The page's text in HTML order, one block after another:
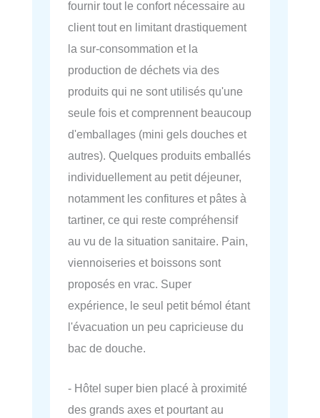
fournir tout le confort nécessaire au
client tout en limitant drastiquement
la sur-consommation et la
production de déchets via des
produits qui ne sont utilisés qu'une
seule fois et comprennent beaucoup
d'emballages (mini gels douches et
autres). Quelques produits emballés
individuellement au petit déjeuner,
notamment les confitures et pâtes à
tartiner, ce qui reste compréhensif
au vu de la situation sanitaire. Pain,
viennoiseries et boissons sont
proposés en vrac. Super
expérience, le seul petit bémol étant
l'évacuation un peu capricieuse du
bac de douche.
- Hôtel super bien placé à proximité
des grands axes et pourtant au